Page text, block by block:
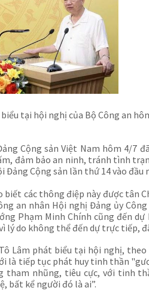
tại hội nghị của Bộ Công an
Cộng sản Việt Nam hôm 4/7
đảm bảo an ninh, tránh tình
Cộng sản lần thứ 14 vào đầu
biết các thông điệp này được tân
an nhân Hội nghị Đảng ủy
Phạm Minh Chính cũng đến
lý do không thể đến dự trực tiếp,
Lâm phát biểu tại hội nghị,
là tiếp tục phát huy tinh thần
tham nhũng, tiêu cực, với tinh
bất kể người đó là ai”.